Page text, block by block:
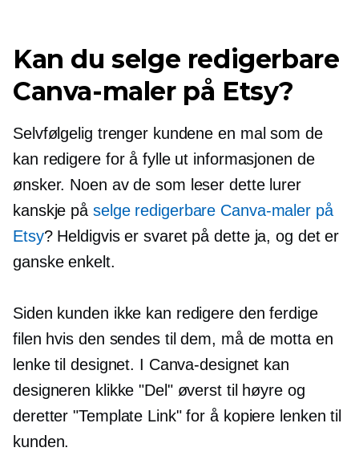
Kan du selge redigerbare
Canva-maler på Etsy?
Selvfølgelig trenger kundene en mal som de
kan redigere for å fylle ut informasjonen de
ønsker. Noen av de som leser dette lurer
kanskje på selge redigerbare Canva-maler på
Etsy? Heldigvis er svaret på dette ja, og det er
ganske enkelt.
Siden kunden ikke kan redigere den ferdige
filen hvis den sendes til dem, må de motta en
lenke til designet. I Canva-designet kan
designeren klikke "Del" øverst til høyre og
deretter "Template Link" for å kopiere lenken til
kunden.